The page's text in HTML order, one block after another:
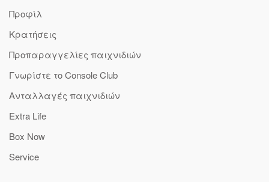
Προφίλ
Κρατήσεις
Προπαραγγελίες παιχνιδιών
Γνωρίστε το Console Club
Ανταλλαγές παιχνιδιών
Extra Life
Box Now
Service